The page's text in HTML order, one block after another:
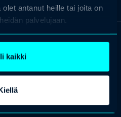
antanut heille tai joita on
palvelujaan.
kaikki